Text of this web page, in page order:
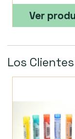
Ver
Los